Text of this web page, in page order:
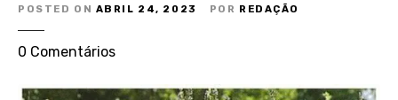
m
H
r
POSTED ON ABRIL 24, 2023 POR REDAÇÃO
0 Comentáriose
A